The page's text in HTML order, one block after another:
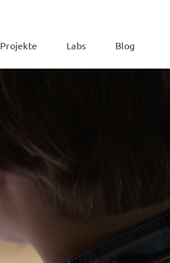
Projekte Labs Blog